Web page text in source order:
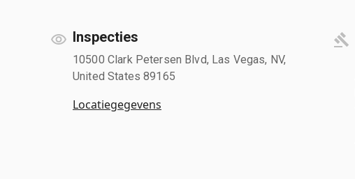
Inspecties
10500 Clark Petersen Blvd, Las Vegas, NV,
United States 89165
Locatiegegevens